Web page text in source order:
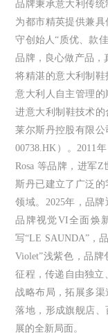
品牌秉承意大利传
为都市精英提供兼
守创始人“质优、款
品牌，良心做产品，
将精湛的意大利制鞋
意大利人自主管理的
进意大利制鞋技术的
莱尔斯丹控股有限公
00738.HK）。2011
Rosa 等品牌，进军
斯丹已建立了广泛
领域。2025年，品
品牌视觉VI全面焕
写“LE SAUNDA”，
Violet”浅紫色，品
征程，传递自由独立
战略布局，拓展多
落地，形成旗舰店
展的全新局面。